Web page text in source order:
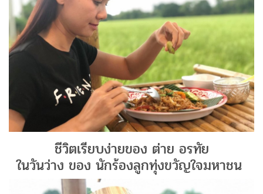
ชีวิตเรียบง่ายของ ต่าย อรทัย
ในวันว่าง ของ นักร้องลูกทุ่งขวัญใจมหาชน